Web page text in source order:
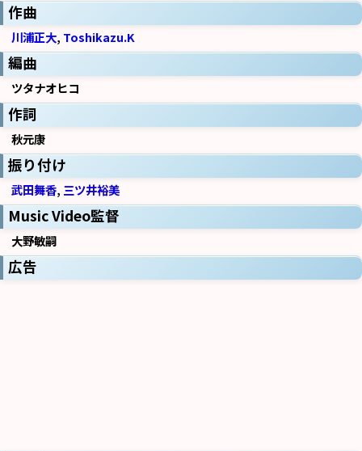
作曲
川浦正大, Toshikazu.K
編曲
ツタナオヒコ
作詞
秋元康
振り付け
武田舞香, 三ツ井裕美
Music Video監督
大野敏嗣
広告